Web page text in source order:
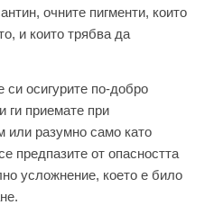
очните пигменти, които
и които трябва да
осигурите по-добро
ги приемате при
или разумно само като
предпазите от опасността
усложнение, което е било